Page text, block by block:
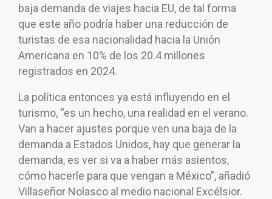
baja demanda de viajes hacia EU, de tal forma
que este año podría haber una reducción de
turistas de esa nacionalidad hacia la Unión
Americana en 10% de los 20.4 millones
registrados en 2024.
La política entonces ya está influyendo en el
turismo, “es un hecho, una realidad en el verano.
Van a hacer ajustes porque ven una baja de la
demanda a Estados Unidos, hay que generar la
demanda, es ver si va a haber más asientos,
cómo hacerle para que vengan a México”, añadió
Villaseñor Nolasco al medio nacional Excélsior.